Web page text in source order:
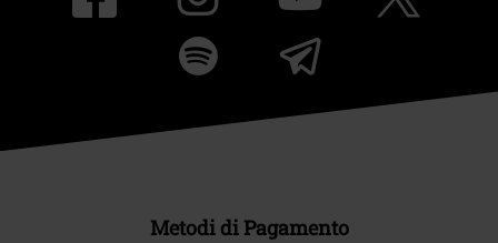
Metodi di Pagamento